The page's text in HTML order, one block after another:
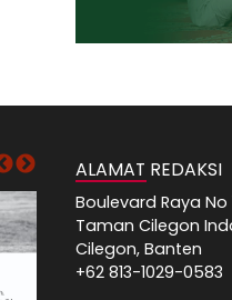
ALAMAT REDAKSI
Boulevard Raya No
Taman Cilegon
Cilegon, Banten
+62 813-1029-0583